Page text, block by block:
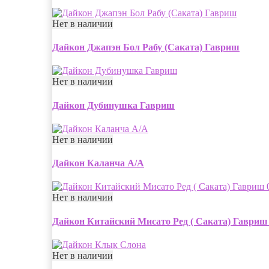
Нет в наличии
Дайкон Джапэн Бол Рабу (Саката) Гавриш
Нет в наличии
Дайкон Дубинушка Гавриш
Нет в наличии
Дайкон Каланча А/А
Нет в наличии
Дайкон Китайский Мисато Ред ( Саката) Гавриш
Нет в наличии